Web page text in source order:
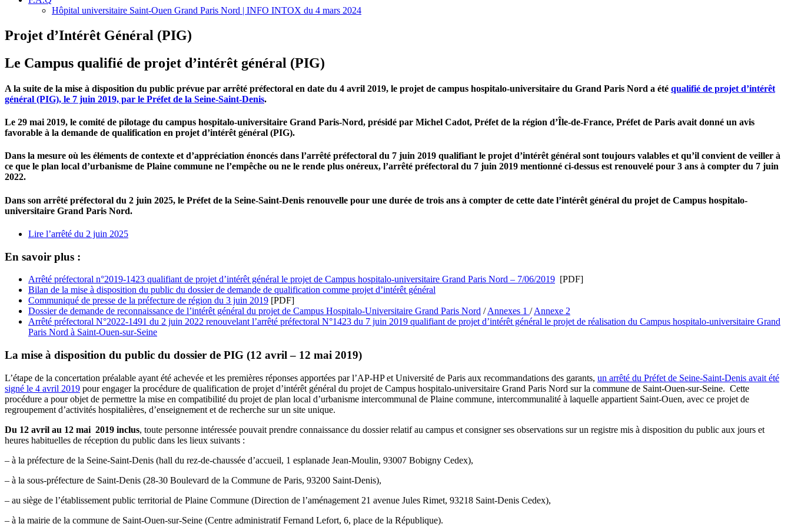
Hôpital universitaire Saint-Ouen Grand Paris Nord | INFO INTOX du 4 mars 2024
Projet d’Intérêt Général (PIG)
Le Campus qualifié de projet d’intérêt général (PIG)
A la suite de la mise à disposition du public prévue par arrêté préfectoral en date du 4 avril 2019, le projet de campus hospitalo-universitaire du Grand Paris Nord a été qualifié de projet d’intérêt
général (PIG), le 7 juin 2019, par le Préfet de la Seine-Saint-Denis.
Le 29 mai 2019, le comité de pilotage du campus hospitalo-universitaire Grand Paris-Nord, présidé par Michel Cadot, Préfet de la région d’Île-de-France, Préfet de Paris avait donné un avis
favorable à la demande de qualification en projet d’intérêt général (PIG).
Dans la mesure où les éléments de contexte et d’appréciation énoncés dans l’arrêté préfectoral du 7 juin 2019 qualifiant le projet d’intérêt général sont toujours valables et qu’il convient de veiller à
ce que le plan local d’urbanisme de Plaine commune ne l’empêche ou ne le rende plus onéreux, l’arrêté préfectoral du 7 juin 2019 mentionné ci-dessus est renouvelé pour 3 ans à compter du 7 juin
2022.
Dans son arrêté préfectoral du 2 juin 2025, le Préfet de la Seine-Saint-Denis renouvelle pour une durée de trois ans à compter de cette date l’intérêt général du projet de Campus hospitalo-
universitaire Grand Paris Nord.
Lire l’arrêté du 2 juin 2025
En savoir plus :
Arrêté préfectoral n°2019-1423 qualifiant de projet d’intérêt général le projet de Campus hospitalo-universitaire Grand Paris Nord – 7/06/2019 [PDF]
Bilan de la mise à disposition du public du dossier de demande de qualification comme projet d’intérêt général
Communiqué de presse de la préfecture de région du 3 juin 2019 [PDF]
Dossier de demande de reconnaissance de l’intérêt général du projet de Campus Hospitalo-Universitaire Grand Paris Nord /Annexes 1 /Annexe 2
Arrêté préfectoral N°2022-1491 du 2 juin 2022 renouvelant l’arrêté préfectoral N°1423 du 7 juin 2019 qualifiant de projet d’intérêt général le projet de réalisation du Campus hospitalo-universitaire Grand
Paris Nord à Saint-Ouen-sur-Seine
La mise à disposition du public du dossier de PIG (12 avril – 12 mai 2019)
L’étape de la concertation préalable ayant été achevée et les premières réponses apportées par l’AP-HP et Université de Paris aux recommandations des garants, un arrêté du Préfet de Seine-Saint-Denis avait été
signé le 4 avril 2019 pour engager la procédure de qualification de projet d’intérêt général du projet de Campus hospitalo-universitaire Grand Paris Nord sur la commune de Saint-Ouen-sur-Seine. Cette
procédure a pour objet de permettre la mise en compatibilité du projet de plan local d’urbanisme intercommunal de Plaine commune, intercommunalité à laquelle appartient Saint-Ouen, avec ce projet de
regroupement d’activités hospitalières, d’enseignement et de recherche sur un site unique.
Du 12 avril au 12 mai 2019 inclus, toute personne intéressée pouvait prendre connaissance du dossier relatif au campus et consigner ses observations sur un registre mis à disposition du public aux jours et
heures habituelles de réception du public dans les lieux suivants :
– à la préfecture de la Seine-Saint-Denis (hall du rez-de-chaussée d’accueil, 1 esplanade Jean-Moulin, 93007 Bobigny Cedex),
– à la sous-préfecture de Saint-Denis (28-30 Boulevard de la Commune de Paris, 93200 Saint-Denis),
– au siège de l’établissement public territorial de Plaine Commune (Direction de l’aménagement 21 avenue Jules Rimet, 93218 Saint-Denis Cedex),
– à la mairie de la commune de Saint-Ouen-sur-Seine (Centre administratif Fernand Lefort, 6, place de la République).